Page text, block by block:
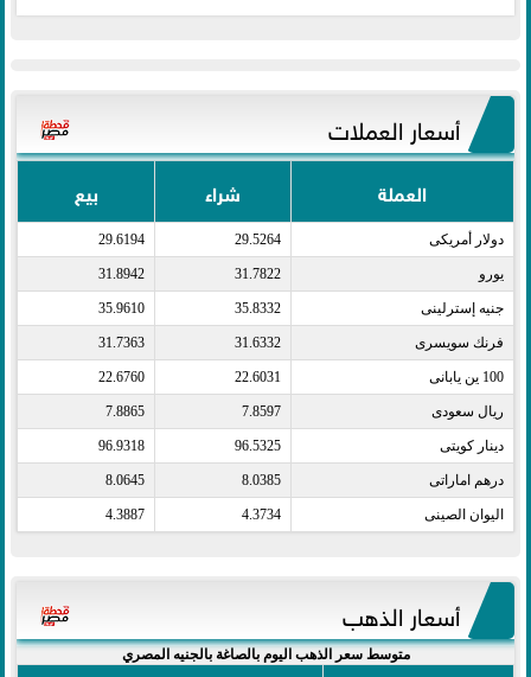
أسعار العملات
العملة شراء بيع
دولار أمريكى​ 29.5264
29.6194
يورو​ 31.7822
31.8942
جنيه إسترلينى​ 35.8332
35.9610
فرنك سويسرى​ 31.6332
31.7363
100 ين يابانى​ 22.6031
22.6760
ريال سعودى​ 7.8597
7.8865
دينار كويتى​ 96.5325
96.9318
درهم اماراتى​ 8.0385
8.0645
اليوان الصينى​ 4.3734
4.3887
أسعار الذهب
متوسط سعر الذهب اليوم بالصاغة بالجنيه المصري